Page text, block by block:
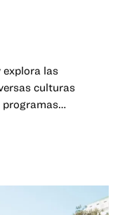
explora las
culturas
programas
Nuevo Lunar a
AAPI se
de curación